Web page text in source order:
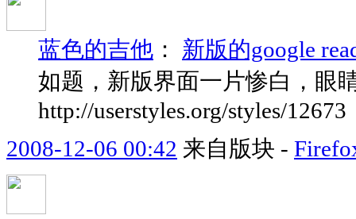
蓝色的吉他 ： 新版的google
如题，新版界面一片惨白，眼
http://userstyles.org/styles/12673
2008-12-06 00:42 来自版块 -